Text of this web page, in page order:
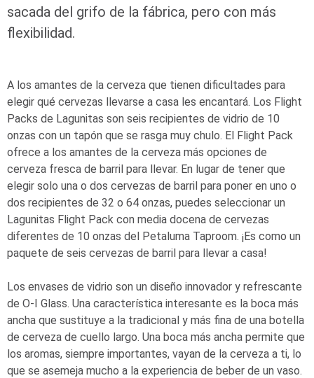
sacada del grifo de la fábrica, pero con más
flexibilidad.
A los amantes de la cerveza que tienen dificultades para
elegir qué cervezas llevarse a casa les encantará. Los Flight
Packs de Lagunitas son seis recipientes de vidrio de 10
onzas con un tapón que se rasga muy chulo. El Flight Pack
ofrece a los amantes de la cerveza más opciones de
cerveza fresca de barril para llevar. En lugar de tener que
elegir solo una o dos cervezas de barril para poner en uno o
dos recipientes de 32 o 64 onzas, puedes seleccionar un
Lagunitas Flight Pack con media docena de cervezas
diferentes de 10 onzas del Petaluma Taproom. ¡Es como un
paquete de seis cervezas de barril para llevar a casa!
Los envases de vidrio son un diseño innovador y refrescante
de O-I Glass. Una característica interesante es la boca más
ancha que sustituye a la tradicional y más fina de una botella
de cerveza de cuello largo. Una boca más ancha permite que
los aromas, siempre importantes, vayan de la cerveza a ti, lo
que se asemeja mucho a la experiencia de beber de un vaso.